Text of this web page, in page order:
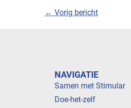
← Vorig bericht
NAVIGATIE
Samen met Stimular
Doe-het-zelf